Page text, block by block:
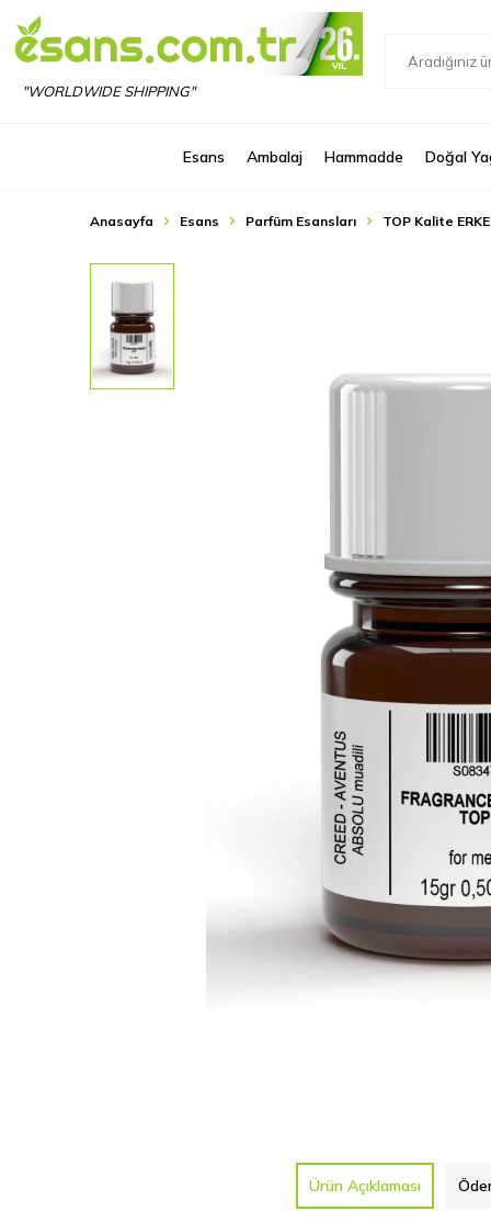
"WORLDWIDE SHIPPING"
Esans Ambalaj Hammadde Doğal
Anasayfa Esans Parfüm Esansları TOP Kalite
Ürün Açıklaması